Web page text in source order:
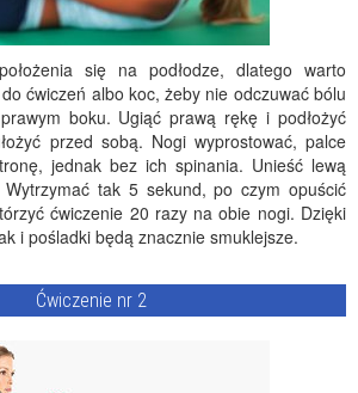
się na podłodze, dlatego warto
ćwiczeń albo koc, żeby nie odczuwać bólu
boku. Ugiąć prawą rękę i podłożyć
przed sobą. Nogi wyprostować, palce
jednak bez ich spinania. Unieść lewą
tak 5 sekund, po czym opuścić
ćwiczenie 20 razy na obie nogi. Dzięki
i pośladki będą znacznie smuklejsze.
Ćwiczenie nr 2